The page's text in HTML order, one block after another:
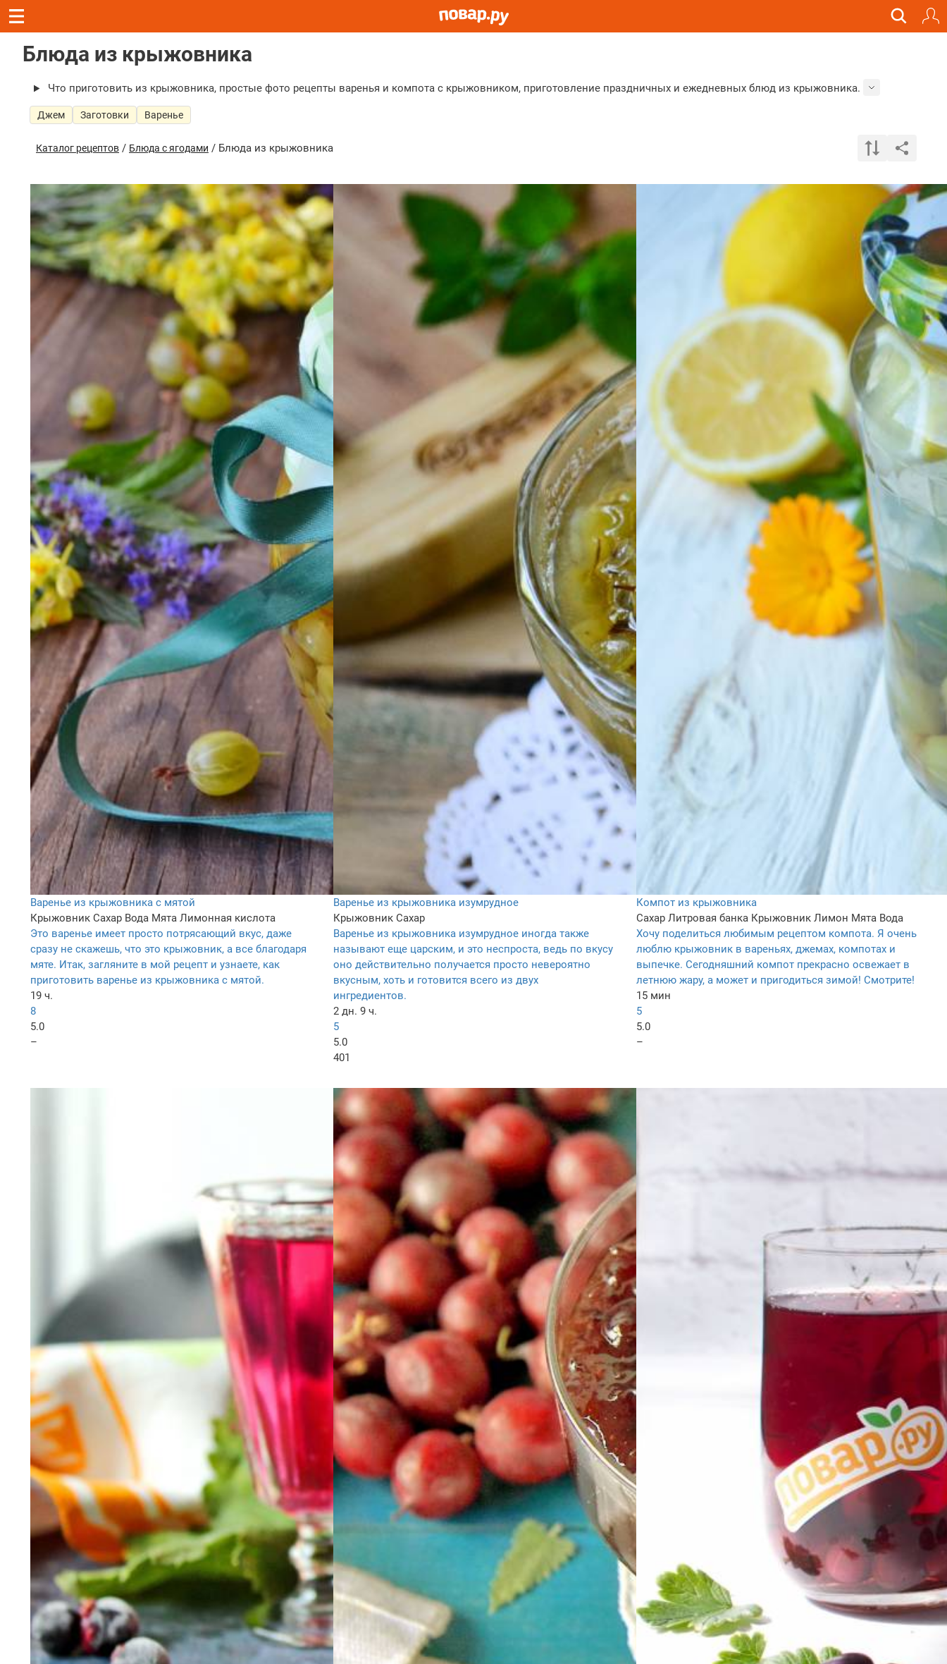
Блюда из крыжовника
Что приготовить из крыжовника, простые фото рецепты варенья и компота с крыжовником, приготовление праздничных и ежедневных блюд из крыжовника.
Джем Заготовки Варенье
Каталог рецептов / Блюда с ягодами / Блюда из крыжовника
Варенье из крыжовника с мятой
Крыжовник Сахар Вода Мята Лимонная кислота
Это варенье имеет просто потрясающий вкус, даже
сразу не скажешь, что это крыжовник, а все благодаря
мяте. Итак, загляните в мой рецепт и узнаете, как
приготовить варенье из крыжовника с мятой.
19 ч.
8
5.0
–
Варенье из крыжовника изумрудное
Крыжовник Сахар
Варенье из крыжовника изумрудное иногда также
называют еще царским, и это неспроста, ведь по вкусу
оно действительно получается просто невероятно
вкусным, хоть и готовится всего из двух
ингредиентов.
2 дн. 9 ч.
5
5.0
401
Компот из крыжовника
Сахар Литровая банка Крыжовник Лимон Мята Вода
Хочу поделиться любимым рецептом компота. Я очень
люблю крыжовник в вареньях, джемах, компотах и
выпечке. Сегодняшний компот прекрасно освежает в
летнюю жару, а может и пригодиться зимой! Смотрите!
15 мин
5
5.0
–